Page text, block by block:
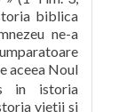
biblica
ne-a
aceea Noul
in istoria
vietii si